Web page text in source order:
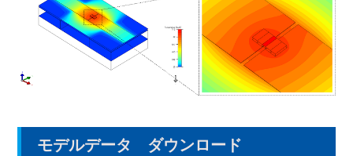
モデルデータ ダウンロード